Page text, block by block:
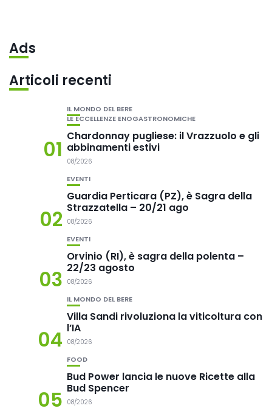
Ads
Articoli recenti
01
IL MONDO DEL BERE
LE ECCELLENZE ENOGASTRONOMICHE
Chardonnay pugliese: il Vrazzuolo e gli
abbinamenti estivi
08/2026
02
EVENTI
Guardia Perticara (PZ), è Sagra della
Strazzatella – 20/21 ago
08/2026
03
EVENTI
Orvinio (RI), è sagra della polenta –
22/23 agosto
08/2026
04
IL MONDO DEL BERE
Villa Sandi rivoluziona la viticoltura con
l’IA
08/2026
05
FOOD
Bud Power lancia le nuove Ricette alla
Bud Spencer
08/2026